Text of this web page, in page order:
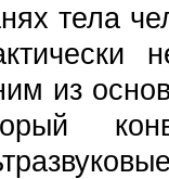
тела
из